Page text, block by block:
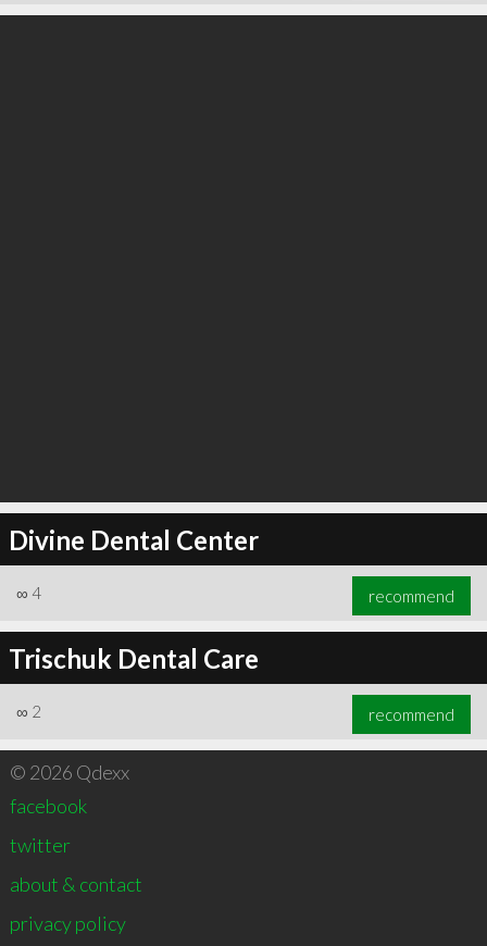
Divine Dental Center
∞ 4 recommend
Trischuk Dental Care
∞ 2 recommend
© 2026 Qdexx
facebook
twitter
about & contact
privacy policy